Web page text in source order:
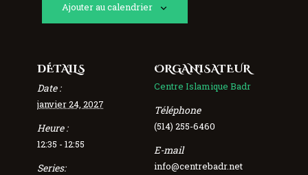
Ajouter au calendrier
DÉTAILS
Date :
janvier 24, 2027
Heure :
12:35 - 12:55
Series:
ORGANISATEUR
Centre Islamique Badr
Téléphone
(514) 255-6460
E-mail
info@centrebadr.net